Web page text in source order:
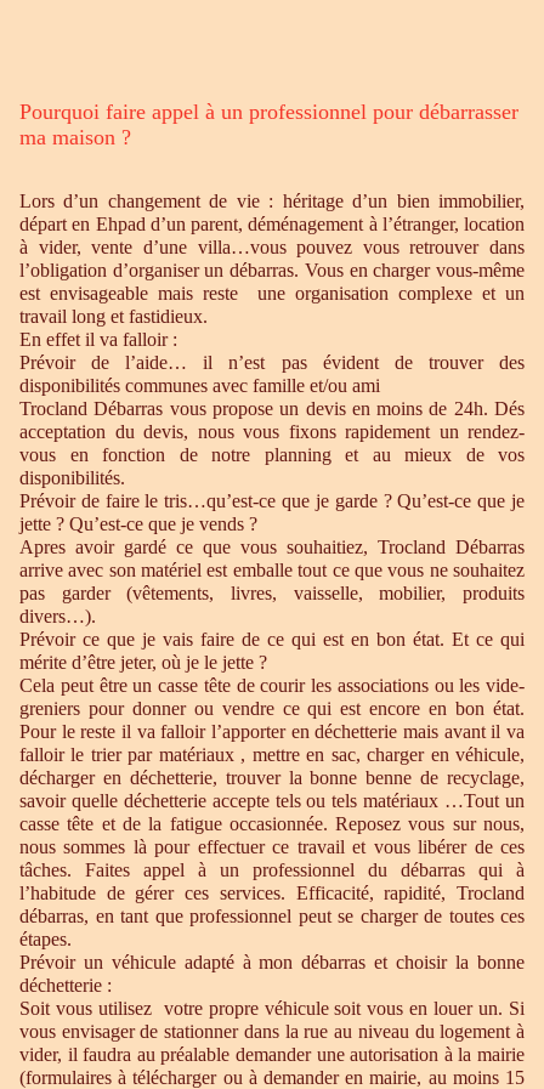
Pourquoi faire appel à un professionnel pour débarrasser
ma maison ?
Lors d’un changement de vie : héritage d’un bien immobilier,
départ en Ehpad d’un parent, déménagement à l’étranger, location
à vider, vente d’une villa…vous pouvez vous retrouver dans
l’obligation d’organiser un débarras. Vous en charger vous-même
est envisageable mais reste une organisation complexe et un
travail long et fastidieux.
En effet il va falloir :
Prévoir de l’aide… il n’est pas évident de trouver des
disponibilités communes avec famille et/ou ami
Trocland Débarras vous propose un devis en moins de 24h. Dés
acceptation du devis, nous vous fixons rapidement un rendez-
vous en fonction de notre planning et au mieux de vos
disponibilités.
Prévoir de faire le tris…qu’est-ce que je garde ? Qu’est-ce que je
jette ? Qu’est-ce que je vends ?
Apres avoir gardé ce que vous souhaitiez, Trocland Débarras
arrive avec son matériel est emballe tout ce que vous ne souhaitez
pas garder (vêtements, livres, vaisselle, mobilier, produits
divers…).
Prévoir ce que je vais faire de ce qui est en bon état. Et ce qui
mérite d’être jeter, où je le jette ?
Cela peut être un casse tête de courir les associations ou les vide-
greniers pour donner ou vendre ce qui est encore en bon état.
Pour le reste il va falloir l’apporter en déchetterie mais avant il va
falloir le trier par matériaux , mettre en sac, charger en véhicule,
décharger en déchetterie, trouver la bonne benne de recyclage,
savoir quelle déchetterie accepte tels ou tels matériaux …Tout un
casse tête et de la fatigue occasionnée. Reposez vous sur nous,
nous sommes là pour effectuer ce travail et vous libérer de ces
tâches. Faites appel à un professionnel du débarras qui à
l’habitude de gérer ces services. Efficacité, rapidité, Trocland
débarras, en tant que professionnel peut se charger de toutes ces
étapes.
Prévoir un véhicule adapté à mon débarras et choisir la bonne
déchetterie :
Soit vous utilisez votre propre véhicule soit vous en louer un. Si
vous envisager de stationner dans la rue au niveau du logement à
vider, il faudra au préalable demander une autorisation à la mairie
(formulaires à télécharger ou à demander en mairie, au moins 15